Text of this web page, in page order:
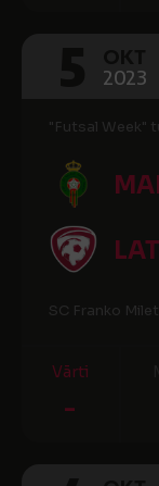
2023
"Futsal Week"
SC Franko
Vārti
-